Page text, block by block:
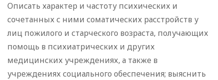
Описать характер и частоту психических и
сочетанных с ними соматических расстройств у
лиц пожилого и старческого возраста, получающих
помощь в психиатрических и других
медицинских учреждениях, а также в
учреждениях социального обеспечения; выяснить